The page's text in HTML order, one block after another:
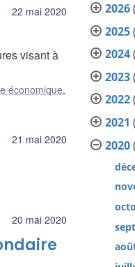
22 mai 2020
visant à
économique,
21 mai 2020
20 mai 2020
2026
2025
2024
2023
2022
2021
2020